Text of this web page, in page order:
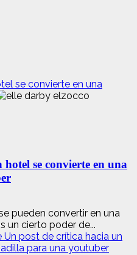
se convierte en una
se convierte en una
pueden convertir en una
un cierto poder de...
Un post de crítica hacia un
para una youtuber